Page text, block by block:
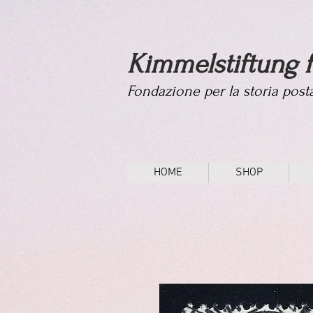
Kimmelstiftung
Fondazione per la storia
HOME SHOP